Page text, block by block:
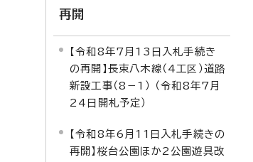
再開
【令和8年7月13日入札手続き
の再開】長束八木線（4工区）道路
新設工事（8－1） （令和8年7月
24日開札予定）
【令和8年6月11日入札手続きの
再開】桜台公園ほか2公園遊具改